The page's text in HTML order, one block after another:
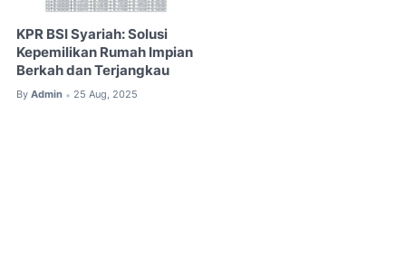
KPR BSI Syariah: Solusi
Kepemilikan Rumah Impian
Berkah dan Terjangkau
By Admin • 25 Aug, 2025